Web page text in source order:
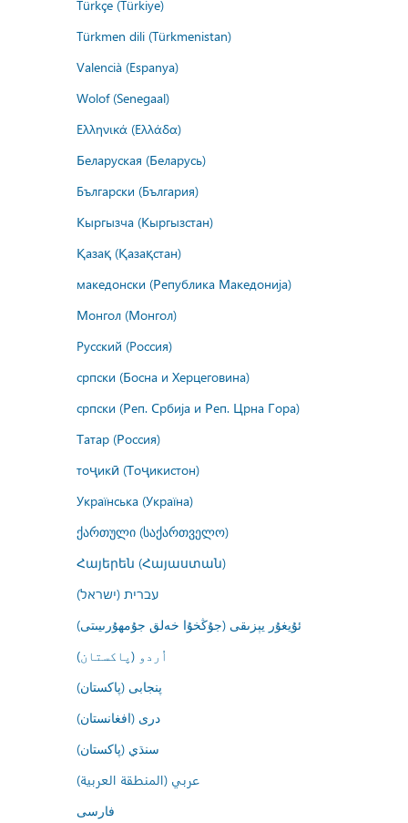
Türkçe (Türkiye)
Türkmen dili (Türkmenistan)
Valencià (Espanya)
Wolof (Senegaal)
Ελληνικά (Ελλάδα)
Беларуская (Беларусь)
Български (България)
Кыргызча (Кыргызстан)
Қазақ (Қазақстан)
македонски (Република Македонија)
Монгол (Монгол)
Русский (Россия)
српски (Босна и Херцеговина)
српски (Реп. Србија и Реп. Црна Гора)
Татар (Россия)
тоҷикӣ (Тоҷикистон)
Українська (Україна)
ქართული (საქართველო)
Հայերեն (Հայաստան)
עברית (ישראל)
ئۇيغۇر يېزىقى (جۇڭخۇا خەلق جۇمھۇرىيىتى)
اُردو (پاکستان)
پنجابی (پاکستان)
درى (افغانستان)
سنڌي (پاکستان)
عربي (المنطقة العربية)
فارسى